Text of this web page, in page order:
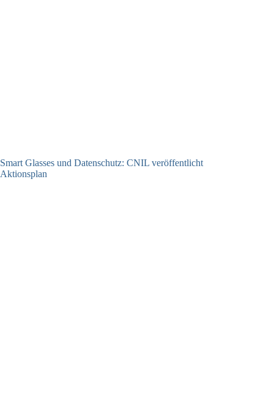
Smart Glasses und Datenschutz: CNIL veröffentlicht
Aktionsplan